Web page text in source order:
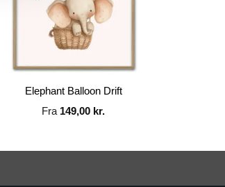
Elephant Balloon Drift
Fra 149,00 kr.